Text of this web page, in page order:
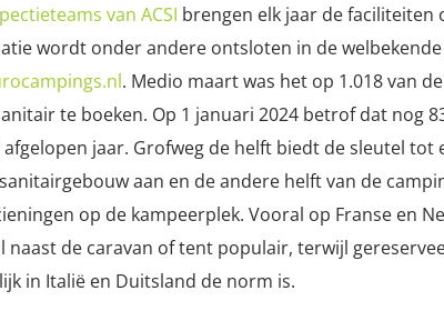
van ACSI brengen elk jaar de faciliteiten
wordt onder andere ontsloten in de
. Medio maart was het op 1.018 van
te boeken. Op 1 januari 2024 betrof dat nog
jaar. Grofweg de helft biedt de sleutel tot
aan en de andere helft van de
op de kampeerplek. Vooral op Franse en
naast de caravan of tent populair, terwijl
in Italië en Duitsland de norm is.